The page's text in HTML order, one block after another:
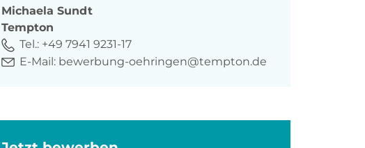
Michaela Sundt
Tempton
Tel.: +49 7941 9231-17
E-Mail: bewerbung-oehringen@tempton.de